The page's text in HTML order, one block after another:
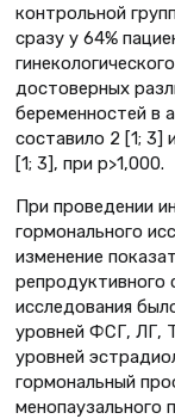
контрольной
сразу у 64%
достоверных
беременностей в
составило 2 [1; 3]
[1; 3], при р>1,000.
При проведении
гормонального
изменение
репродуктивного
исследования
уровней ФСГ, ЛГ,
уровней
гормональный
менопаузального